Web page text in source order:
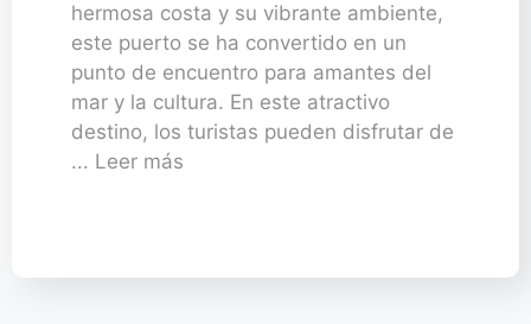
hermosa costa y su vibrante ambiente,
este puerto se ha convertido en un
punto de encuentro para amantes del
mar y la cultura. En este atractivo
destino, los turistas pueden disfrutar de
... Leer más